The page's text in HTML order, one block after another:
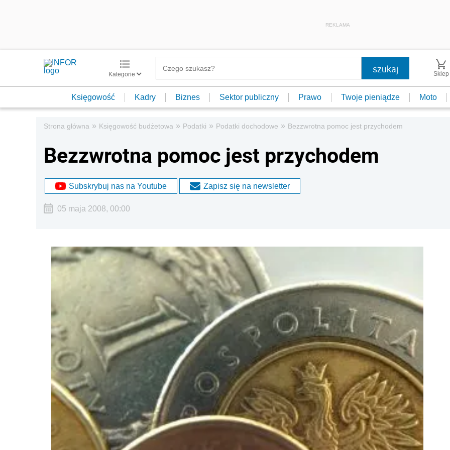
REKLAMA
Kategorie Sklep
Księgowość Kadry Biznes Sektor publiczny Prawo Twoje pieniądze Moto
Strona główna » Księgowość budżetowa » Podatki » Podatki dochodowe » Bezzwrotna pomoc jest przychodem
Bezzwrotna pomoc jest przychodem
Subskrybuj nas na Youtube Zapisz się na newsletter
05 maja 2008, 00:00